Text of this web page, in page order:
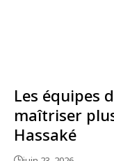
Les équipes
maîtriser
Hassaké